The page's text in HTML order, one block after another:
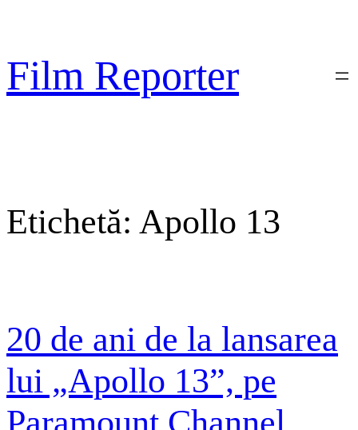
conținut
Film Reporter
Etichetă: Apollo 13
20 de ani de la lansarea
lui „Apollo 13”, pe
Paramount Channel